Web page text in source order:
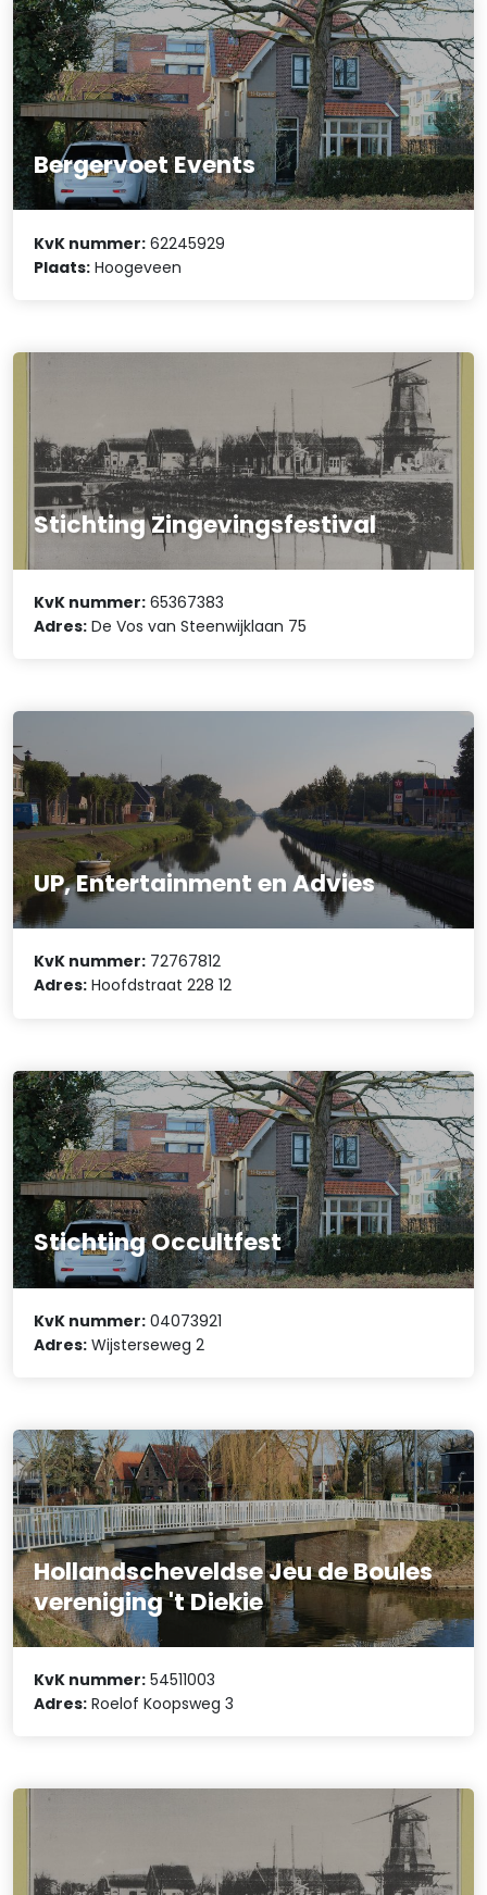
Bergervoet Events
KvK nummer: 62245929
Plaats: Hoogeveen
Stichting Zingevingsfestival
KvK nummer: 65367383
Adres: De Vos van Steenwijklaan 75
UP, Entertainment en Advies
KvK nummer: 72767812
Adres: Hoofdstraat 228 12
Stichting Occultfest
KvK nummer: 04073921
Adres: Wijsterseweg 2
Hollandscheveldse Jeu de Boules
vereniging 't Diekie
KvK nummer: 54511003
Adres: Roelof Koopsweg 3